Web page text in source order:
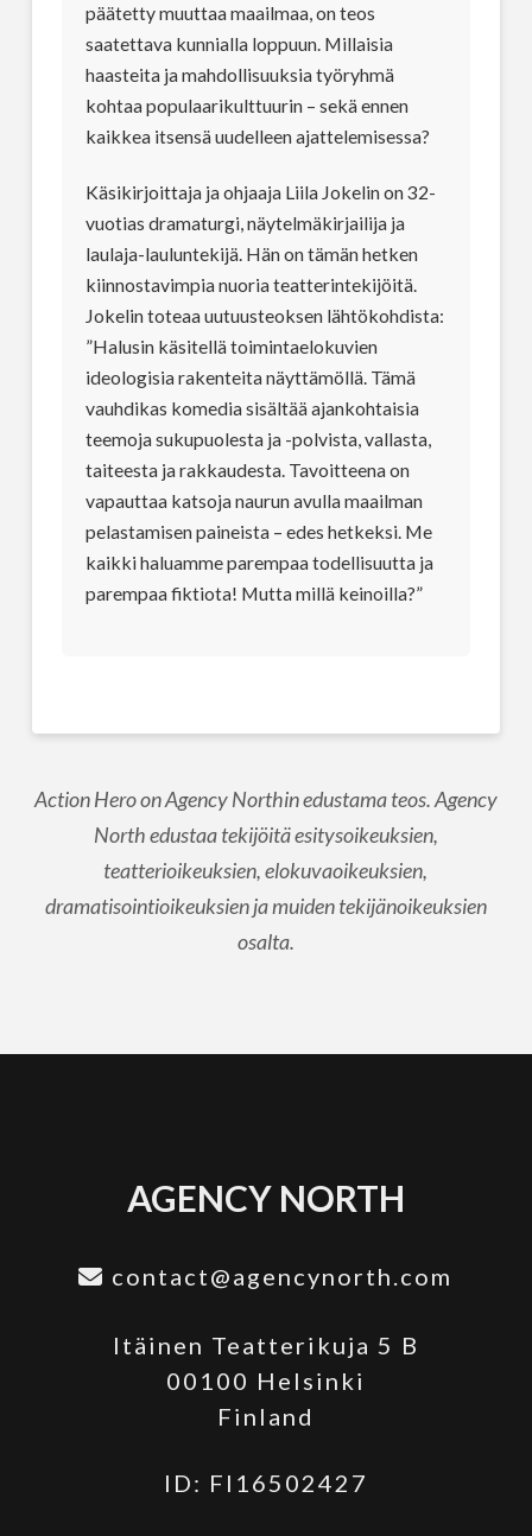
päätetty muuttaa maailmaa, on teos
saatettava kunnialla loppuun. Millaisia
haasteita ja mahdollisuuksia työryhmä
kohtaa populaarikulttuurin – sekä ennen
kaikkea itsensä uudelleen ajattelemisessa?
Käsikirjoittaja ja ohjaaja Liila Jokelin on 32-
vuotias dramaturgi, näytelmäkirjailija ja
laulaja-lauluntekijä. Hän on tämän hetken
kiinnostavimpia nuoria teatterintekijöitä.
Jokelin toteaa uutuusteoksen lähtökohdista:
”Halusin käsitellä toimintaelokuvien
ideologisia rakenteita näyttämöllä. Tämä
vauhdikas komedia sisältää ajankohtaisia
teemoja sukupuolesta ja -polvista, vallasta,
taiteesta ja rakkaudesta. Tavoitteena on
vapauttaa katsoja naurun avulla maailman
pelastamisen paineista – edes hetkeksi. Me
kaikki haluamme parempaa todellisuutta ja
parempaa fiktiota! Mutta millä keinoilla?”
Action Hero on Agency Northin edustama teos. Agency
North edustaa tekijöitä esitysoikeuksien,
teatterioikeuksien, elokuvaoikeuksien,
dramatisointioikeuksien ja muiden tekijänoikeuksien
osalta.
AGENCY NORTH
contact@agencynorth.com
Itäinen Teatterikuja 5 B
00100 Helsinki
Finland
ID: FI16502427